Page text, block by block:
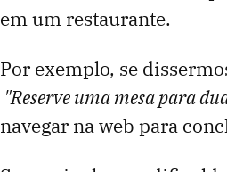
em um restaurante.
Por exemplo, se
"Reserve uma mesa para
navegar na web para